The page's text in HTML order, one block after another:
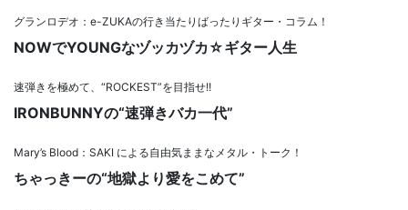
グランロデオ：e-ZUKAの行き当たりばったりギター・コラム！
NOWでYOUNGなヅッカヅカ☆ギター人生
速弾きを極めて、“ROCKEST”を目指せ!!
IRONBUNNYの“速弾きバカ一代”
Mary’s Blood：SAKI による自由気ままなメタル・トーク！
ちゃっきーの“地獄より愛をこめて”